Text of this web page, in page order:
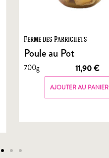
Ferme des Parrichets
Poule au Pot
700g 11,90€
AJOUTER AU PANIER